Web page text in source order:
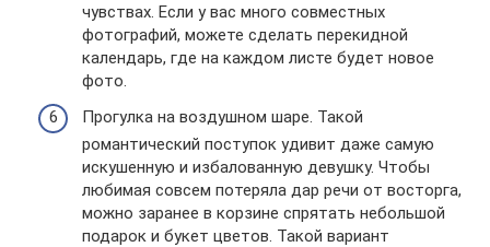
чувствах. Если у вас много совместных
фотографий, можете сделать перекидной
календарь, где на каждом листе будет новое
фото.
Прогулка на воздушном шаре. Такой
романтический поступок удивит даже самую
искушенную и избалованную девушку. Чтобы
любимая совсем потеряла дар речи от восторга,
можно заранее в корзине спрятать небольшой
подарок и букет цветов. Такой вариант